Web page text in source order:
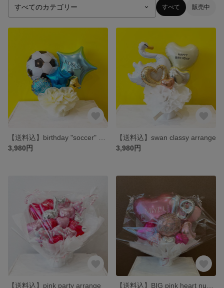
すべて 販売中
3,980円
【送料込】swan classy arrange
3,980円
【送料込】pink party arrange